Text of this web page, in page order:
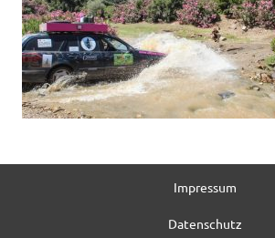
Impressum
Datenschutz